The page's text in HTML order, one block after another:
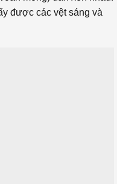
được các vệt sáng và